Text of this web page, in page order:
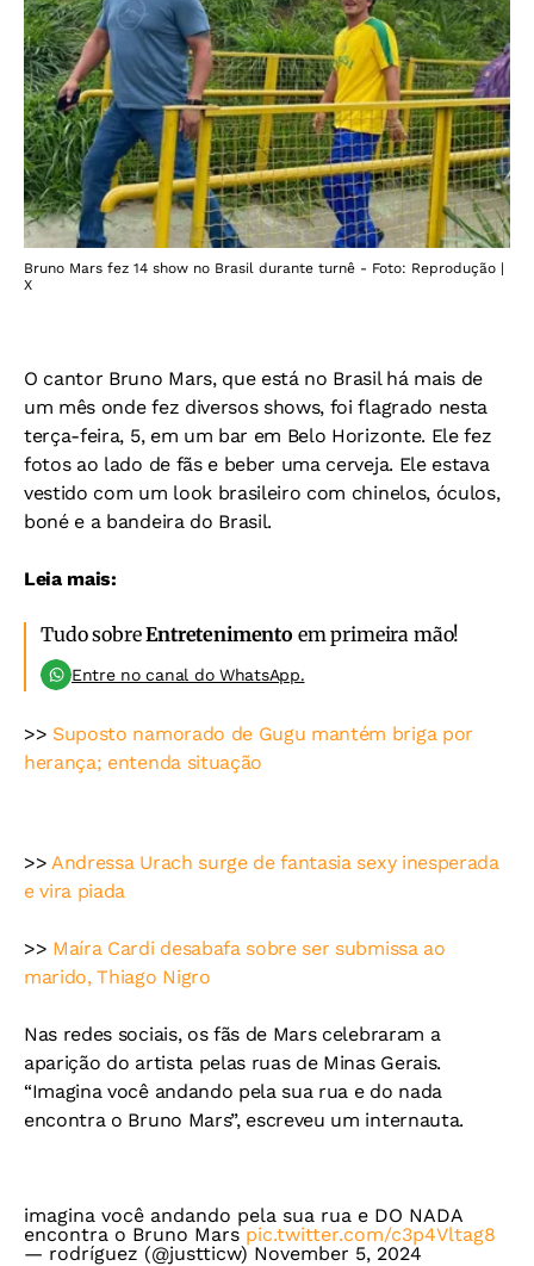
Bruno Mars fez 14 show no Brasil durante turnê - Foto: Reprodução |
X
O cantor Bruno Mars, que está no Brasil há mais de
um mês onde fez diversos shows, foi flagrado nesta
terça-feira, 5, em um bar em Belo Horizonte. Ele fez
fotos ao lado de fãs e beber uma cerveja. Ele estava
vestido com um look brasileiro com chinelos, óculos,
boné e a bandeira do Brasil.
Leia mais:
Tudo sobreEntretenimento em primeira mão!
Entre no canal do WhatsApp.
>> Suposto namorado de Gugu mantém briga por
herança; entenda situação
>>Andressa Urach surge de fantasia sexy inesperada
e vira piada
>> Maíra Cardi desabafa sobre ser submissa ao
marido, Thiago Nigro
Nas redes sociais, os fãs de Mars celebraram a
aparição do artista pelas ruas de Minas Gerais.
“Imagina você andando pela sua rua e do nada
encontra o Bruno Mars”, escreveu um internauta.
imagina você andando pela sua rua e DO NADA
encontra o Bruno Mars pic.twitter.com/c3p4Vltag8
— rodríguez (@justticw) November 5, 2024